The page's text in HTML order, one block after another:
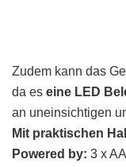
Zudem kann das
da es eine LED
an uneinsichtigen
Mit praktischen
Powered by: 3 x